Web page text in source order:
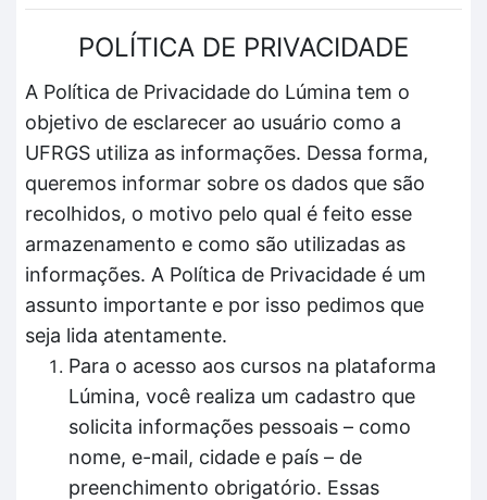
POLÍTICA DE PRIVACIDADE
A Política de Privacidade do Lúmina tem o
objetivo de esclarecer ao usuário como a
UFRGS utiliza as informações. Dessa forma,
queremos informar sobre os dados que são
recolhidos, o motivo pelo qual é feito esse
armazenamento e como são utilizadas as
informações. A Política de Privacidade é um
assunto importante e por isso pedimos que
seja lida atentamente.
Para o acesso aos cursos na plataforma
Lúmina, você realiza um cadastro que
solicita informações pessoais – como
nome, e-mail, cidade e país – de
preenchimento obrigatório. Essas